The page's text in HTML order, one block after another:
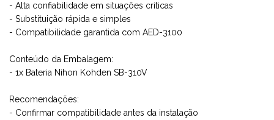
- Alta confiabilidade em situações críticas
- Substituição rápida e simples
- Compatibilidade garantida com AED-3100
Conteúdo da Embalagem:
- 1x Bateria Nihon Kohden SB-310V
Recomendações:
- Confirmar compatibilidade antes da instalação